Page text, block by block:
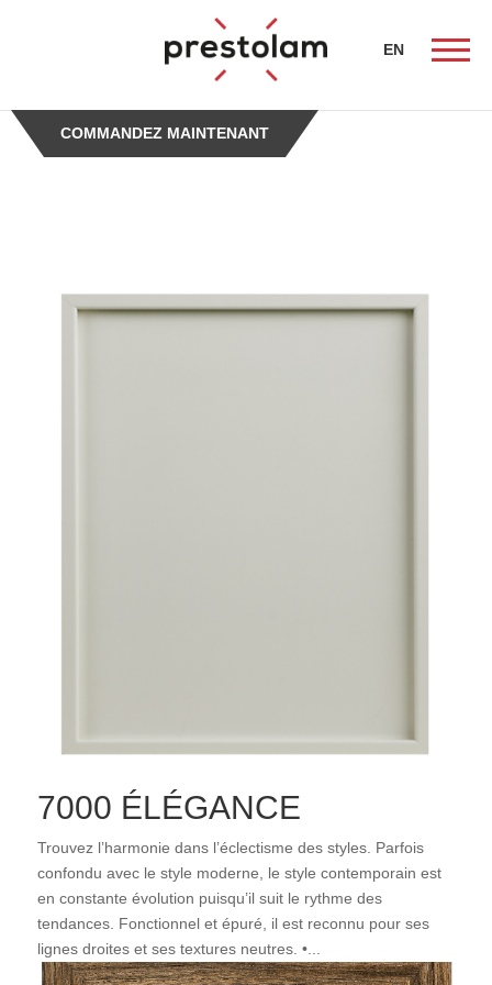
EN
COMMANDEZ MAINTENANT
7000 ÉLÉGANCE
Trouvez l’harmonie dans l’éclectisme des styles. Parfois
confondu avec le style moderne, le style contemporain est
en constante évolution puisqu’il suit le rythme des
tendances. Fonctionnel et épuré, il est reconnu pour ses
lignes droites et ses textures neutres. •...